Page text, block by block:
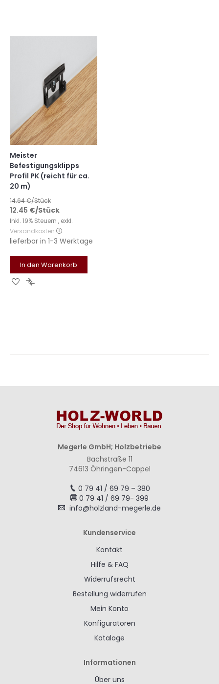
Meister
Befestigungsklipps
Profil PK (reicht für ca.
20 m)
14.64€/Stück
12.45 €/Stück
Inkl. 19% Steuern , exkl.
Versandkosten
lieferbar in 1-3 Werktage
In den Warenkorb
Zur Zur
Megerle GmbH; Holzbetriebe
Bachstraße 11
74613 Öhringen-Cappel
0 79 41 / 69 79 – 380
0 79 41 / 69 79- 399
info@holzland-megerle.de
Kundenservice
Kontakt
Hilfe & FAQ
Widerrufsrecht
Bestellung widerrufen
Mein Konto
Konfiguratoren
Kataloge
Informationen
Über uns